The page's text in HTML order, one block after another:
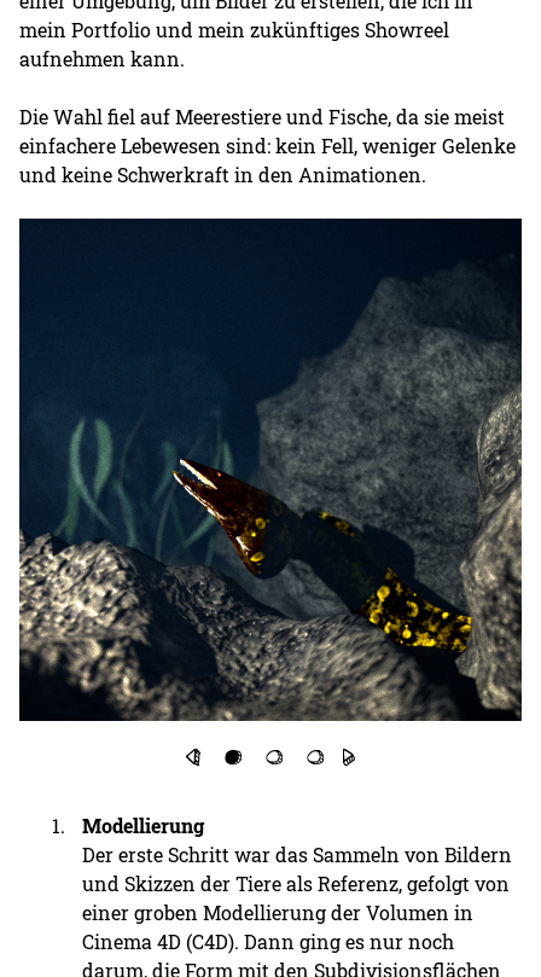
mein Portfolio und mein zukünftiges Showreel
aufnehmen kann.
Die Wahl fiel auf Meerestiere und Fische, da sie meist
einfachere Lebewesen sind: kein Fell, weniger Gelenke
und keine Schwerkraft in den Animationen.
Modellierung
Der erste Schritt war das Sammeln von Bildern
und Skizzen der Tiere als Referenz, gefolgt von
einer groben Modellierung der Volumen in
Cinema 4D (C4D). Dann ging es nur noch
darum, die Form mit den Subdivisionsflächen